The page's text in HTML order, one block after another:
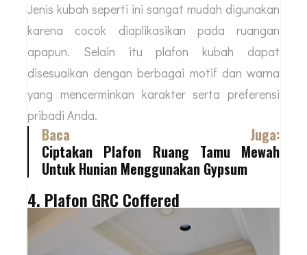
Jenis kubah seperti ini sangat mudah digunakan
karena cocok diaplikasikan pada ruangan
apapun. Selain itu plafon kubah dapat
disesuaikan dengan berbagai motif dan warna
yang mencerminkan karakter serta preferensi
pribadi Anda.
Baca Juga:
Ciptakan Plafon Ruang Tamu Mewah
Untuk Hunian Menggunakan Gypsum
4. Plafon GRC Coffered